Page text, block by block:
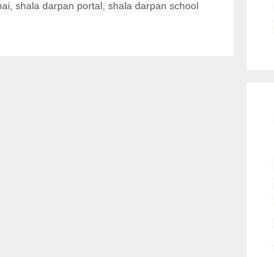
, shala darpan portal , shala darpan school